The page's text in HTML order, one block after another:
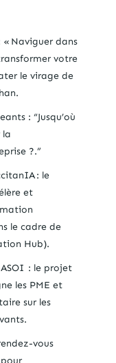
Naviguer dans
votre
le virage de
: “Jusqu’où
la
?.”
: le
et
le cadre de
Hub).
: le projet
les PME et
sur les
vous